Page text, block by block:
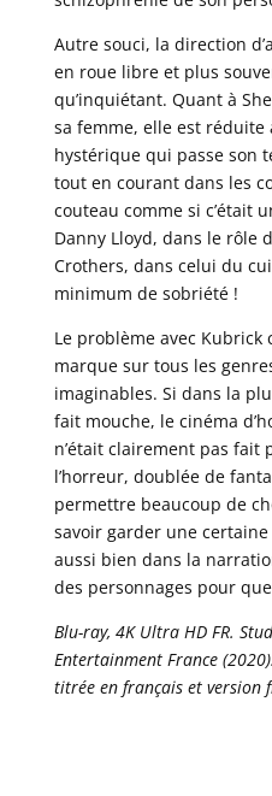
Autre souci, la direction
en roue libre et plus
qu’inquiétant. Quant à
sa femme, elle est
hystérique qui passe son
tout en courant dans les
couteau comme si c’était
Danny Lloyd, dans le rôle
Crothers, dans celui du
minimum de sobriété !
Le problème avec Kubrick
marque sur tous les
imaginables. Si dans la
fait mouche, le cinéma
n’était clairement pas fait
l’horreur, doublée de
permettre beaucoup de
savoir garder une
aussi bien dans la
des personnages pour
Blu-ray, 4K Ultra HD FR.
Entertainment France
titrée en français et version